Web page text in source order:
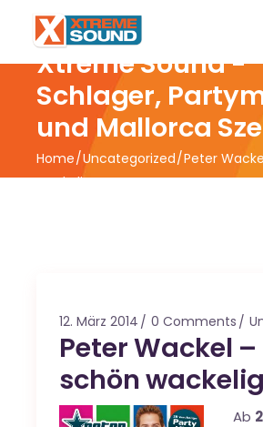
Xtreme Sound -
Schlager,
und Mallorca
Home Uncategorized Peter
wackelig
12. März 2014 0 Comments
Peter Wackel –
schön wackelig
Ab